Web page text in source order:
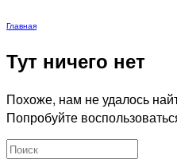
Главная
Тут ничего нет
Похоже, нам не удалось
Попробуйте